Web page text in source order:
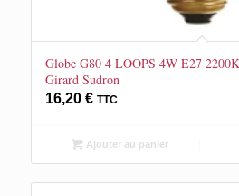
Globe G80 4 LOOPS 4W E27
Girard Sudron
16,20 € TTC
Ajouter au panier